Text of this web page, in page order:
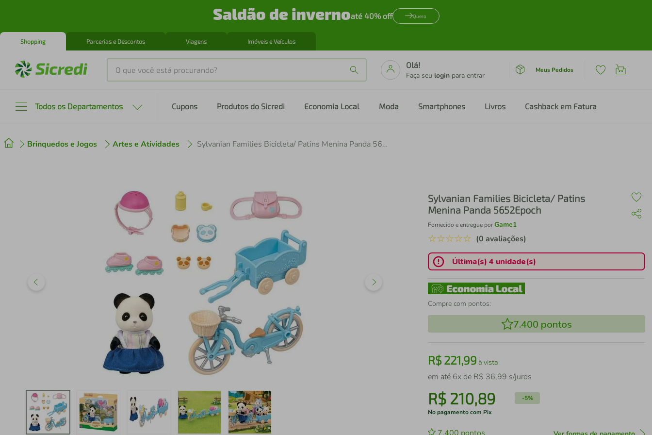
Saldão de invernoaté 40% off Quero
Shopping Parcerias e Descontos Viagens Imóveis e Veículos
O que você está procurando?
Olá!
Faça seu login para entrar
Meus Pedidos
Todos os Departamentos Cupons Produtos do Sicredi Economia Local Moda Smartphones Livros Cashback em Fatura
Brinquedos e Jogos Artes e Atividades Sylvanian Families Bicicleta/ Patins Menina Panda 5652Epoch
Sylvanian Families Bicicleta/ Patins
Menina Panda 5652Epoch
Fornecido e entregue porGame1
☆☆☆☆☆ (0 avaliações)
Última(s) 4 unidade(s)
Compre com pontos:
7.400 pontos
R$221,99 à vista
em até 6x de R$ 36,99 s/juros
R$ 210,89 -5%
No pagamento com Pix
2 cafeteira
air fryer
iphone